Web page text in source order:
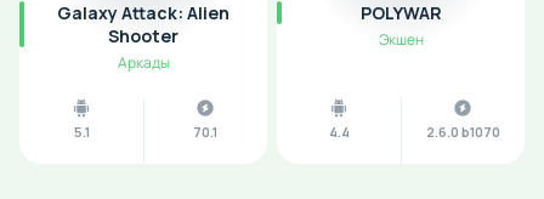
Galaxy Attack: Alien
Shooter
Аркады
5.1 70.1
POLYWAR
Экшен
4.4 2.6.0 b1070